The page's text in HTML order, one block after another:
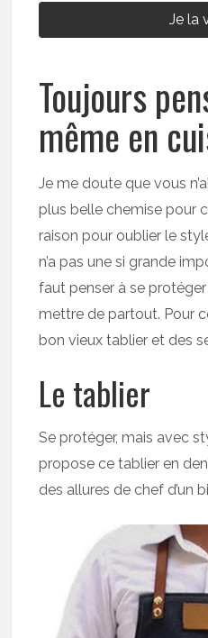
Je la
Toujours
même en
Je me doute que vous
plus belle chemise pour
raison pour oublier le
n’a pas une si grande
faut penser à se protéger
mettre de partout. Pour
bon vieux tablier et des
Le tablier
Se protéger, mais avec
propose ce tablier en
des allures de chef d’un